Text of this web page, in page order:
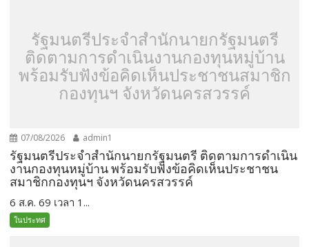
รัฐมนตรีประจำสำนักนายกรัฐมนตรี
ติดตามการดำเนินงานกองทุนหมู่บ้าน
พร้อมรับฟังข้อคิดเห็นประชาชนสมาชิก
กองทุนฯ จังหวัดนครสวรรค์
07/08/2026 admin1
รัฐมนตรีประจำสำนักนายกรัฐมนตรี ติดตามการดำเนิน
งานกองทุนหมู่บ้าน พร้อมรับฟังข้อคิดเห็นประชาชน
สมาชิกกองทุนฯ จังหวัดนครสวรรค์
6 ส.ค. 69 เวลา 1...
ในประทศ